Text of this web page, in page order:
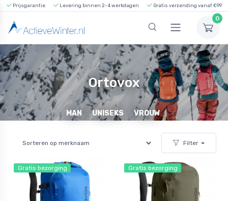
Prijsgarantie Levering binnen 2-4 werkdagen Gratis verzending vanaf €99
0
Ortovox
MAN UNISEKS VROUW
Filter
Gratis bezorging Gratis bezorging